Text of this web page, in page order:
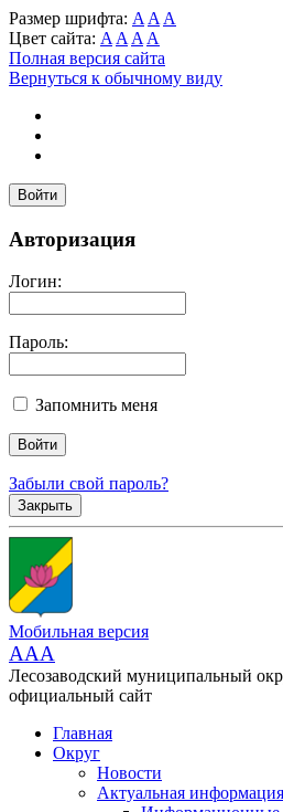
Размер шрифта: A A A
Цвет сайта: A A A A
Полная версия сайта
Вернуться к обычному виду
Войти
Авторизация
Логин:
Пароль:
Запомнить меня
Забыли свой пароль?
Закрыть
Мобильная версия
AAA
Лесозаводский муниципальный
официальный сайт
Главная
Округ
Новости
Актуальная информация